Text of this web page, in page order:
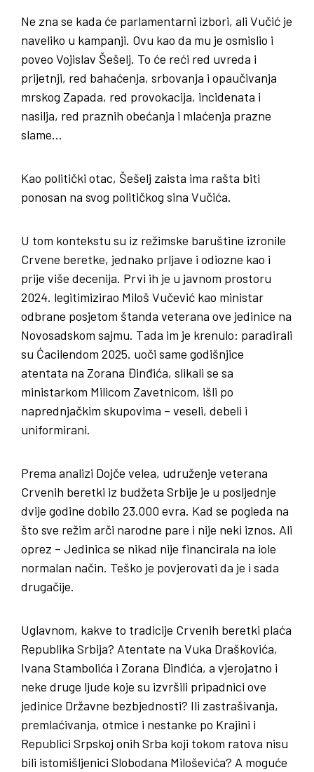
Ne zna se kada će parlamentarni izbori, ali Vučić je
naveliko u kampanji. Ovu kao da mu je osmislio i
poveo Vojislav Šešelj. To će reći red uvreda i
prijetnji, red bahaćenja, srbovanja i opaučivanja
mrskog Zapada, red provokacija, incidenata i
nasilja, red praznih obećanja i mlaćenja prazne
slame…
Kao politički otac, Šešelj zaista ima rašta biti
ponosan na svog političkog sina Vučića.
U tom kontekstu su iz režimske baruštine izronile
Crvene beretke, jednako prljave i odiozne kao i
prije više decenija. Prvi ih je u javnom prostoru
2024. legitimizirao Miloš Vučević kao ministar
odbrane posjetom štanda veterana ove jedinice na
Novosadskom sajmu. Tada im je krenulo: paradirali
su Ćacilendom 2025. uoči same godišnjice
atentata na Zorana Đinđića, slikali se sa
ministarkom Milicom Zavetnicom, išli po
naprednjačkim skupovima – veseli, debeli i
uniformirani.
Prema analizi Dojče velea, udruženje veterana
Crvenih beretki iz budžeta Srbije je u posljednje
dvije godine dobilo 23.000 evra. Kad se pogleda na
što sve režim arči narodne pare i nije neki iznos. Ali
oprez – Jedinica se nikad nije financirala na iole
normalan način. Teško je povjerovati da je i sada
drugačije.
Uglavnom, kakve to tradicije Crvenih beretki plaća
Republika Srbija? Atentate na Vuka Draškovića,
Ivana Stambolića i Zorana Đinđića, a vjerojatno i
neke druge ljude koje su izvršili pripadnici ove
jedinice Državne bezbjednosti? Ili zastrašivanja,
premlaćivanja, otmice i nestanke po Krajini i
Republici Srpskoj onih Srba koji tokom ratova nisu
bili istomišljenici Slobodana Miloševića? A moguće